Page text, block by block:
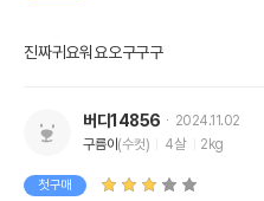
진짜귀요워요오구구구
버디14856
2024.11.02
구름이 (수컷) 4살 2kg
첫구매